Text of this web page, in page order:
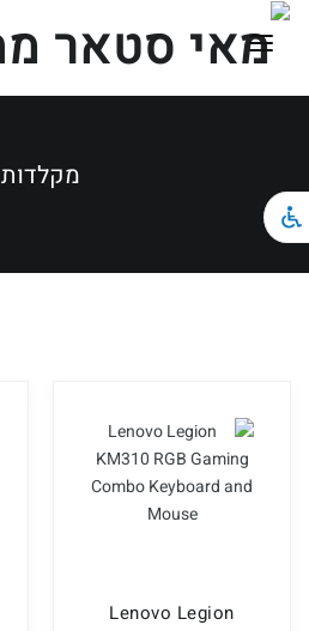
ראשי
מחשבים ניידים
מחשבים נייחים וגיימינג
מקלדות
Lenovo Legion